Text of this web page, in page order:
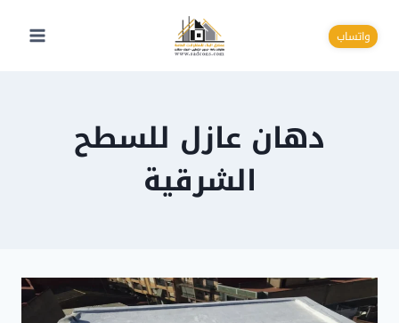
إلى واتساب
دهان عازل للسطح
الشرقية